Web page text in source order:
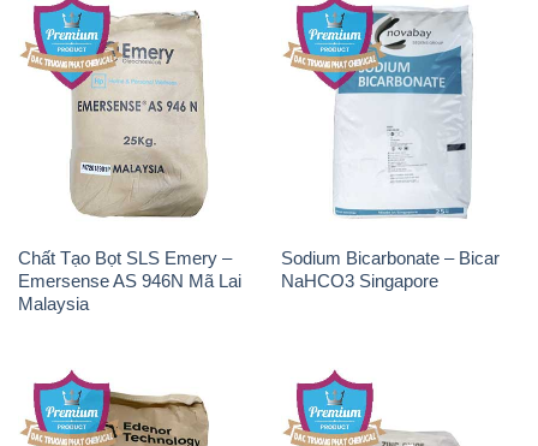
Chất Tạo Bọt SLS Emery –
Emersense AS 946N Mã Lai
Malaysia
Sodium Bicarbonate – Bicar
NaHCO3 Singapore